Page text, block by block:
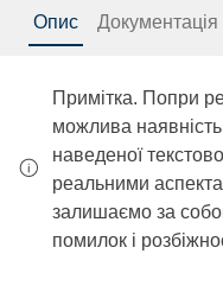
Опис Документація
Примітка. Попри
можлива
наведеної
реальними
залишаємо за
помилок і